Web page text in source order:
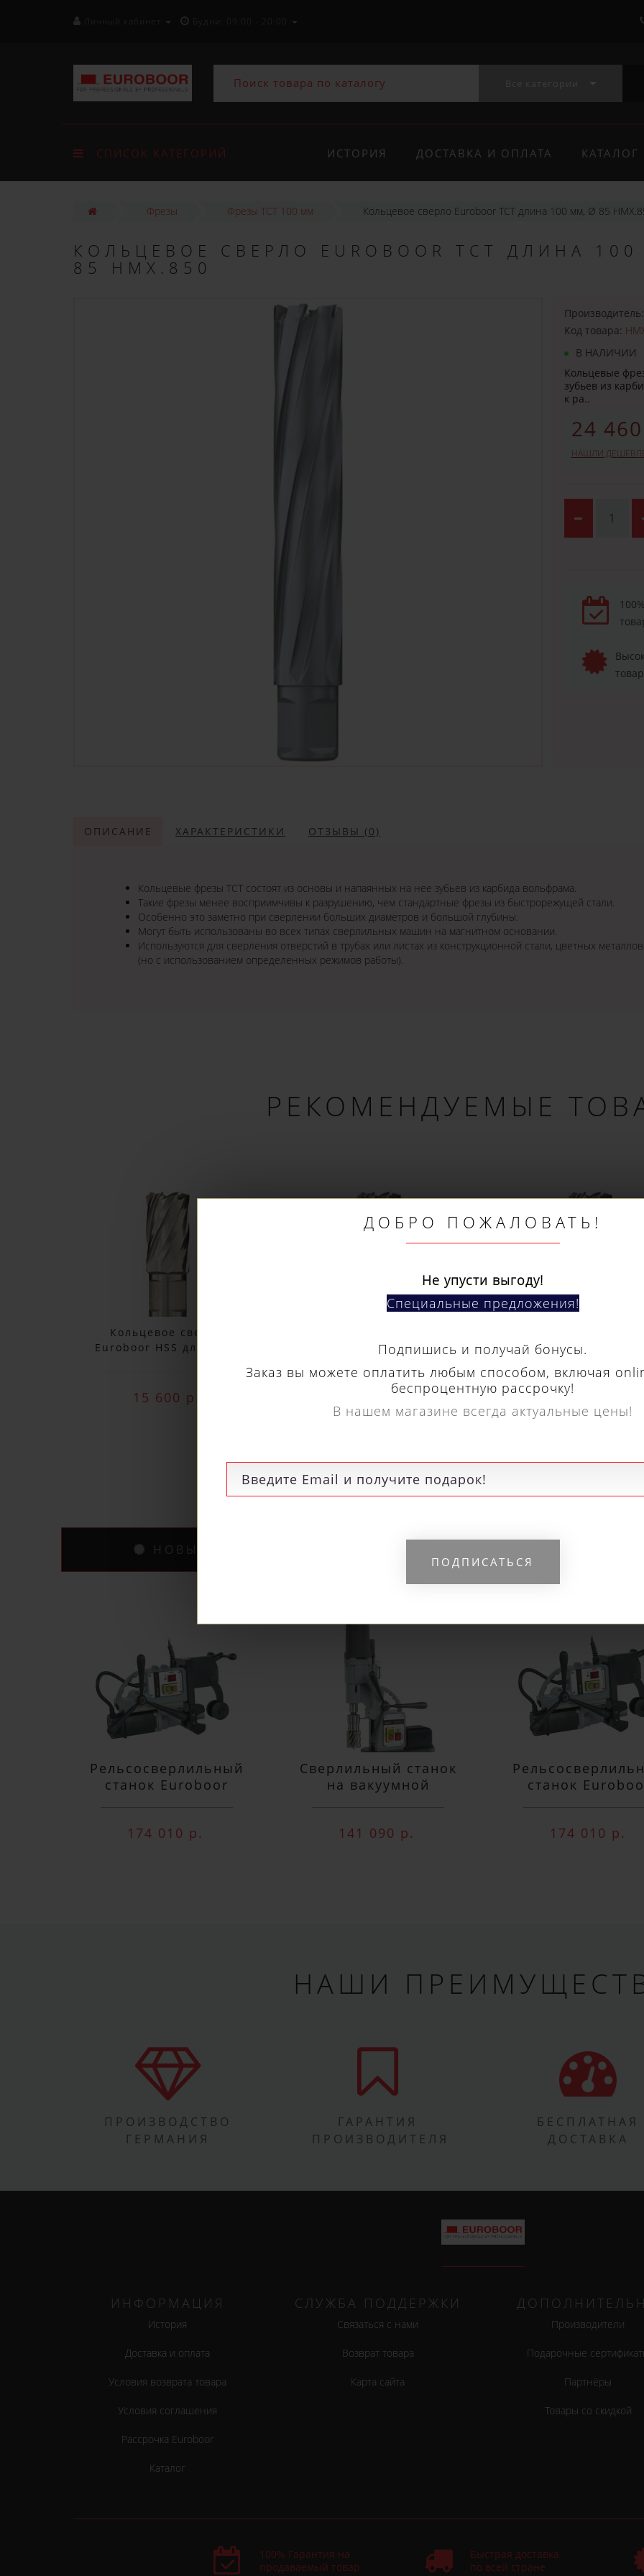
ДОБРО ПОЖАЛОВАТЬ!
Заказ вы можете оплатить любым способом, включая
беспроцентную рассрочку!
В нашем магазине всегда актуальные цены!
Личный кабинет Будни: 09:00 - 20:00
СПИСОК КАТЕГОРИЙ ИСТОРИЯ ДОСТАВКА И ОПЛАТА КАТАЛОГ
Фрезы Фрезы ТСТ 100 мм Кольцевое сверло Euroboor TCT длина 100 мм, Ø 85
КОЛЬЦЕВОЕ СВЕРЛО EUROBOOR TCT ДЛИНА
85 HMX.850
Производитель:
Код товара:
В НАЛИЧИИ
Кольцевые
зубьев из
к ра..
24
НАШЛИ
ОПИСАНИЕ ХАРАКТЕРИСТИКИ ОТЗЫВЫ (0)
Кольцевые фрезы TCT состоят из основы и напаянных на нее зубьев из карбида вольфрама.
Такие фрезы менее восприимчивы к разрушению, чем стандартные фрезы из быстрорежущей стали.
Особенно это заметно при сверлении больших диаметров и большой глубины.
Могут быть использованы во всех типах сверлильных машин на магнитном основании.
Используются для сверления отверстий в трубах или листах из конструкционной стали, цветных
(но с использованием определенных режимов работы).
РЕКОМЕНДУЕМЫЕ
Кольцевое сверло
Euroboor HSS длина 30
15 600 р.
Euroboor HSS длина 30
15 070 р.
Euroboor HSS длина
14 610 р.
НОВЫЕ ПОСТУПЛЕНИЯ
Рельсосверлильный
станок Euroboor
174 010 р.
Сверлильный станок
на вакуумной
141 090 р.
станок
174 010 р.
НАШИ
ПРОИЗВОДСТВО
ГЕРМАНИЯ
ГАРАНТИЯ
ПРОИЗВОДИТЕЛЯ
БЕСПЛАТНАЯ
ДОСТАВКА
ИНФОРМАЦИЯ
История
Доставка и оплата
Условия возврата товара
Условия соглашения
Рассрочка Euroboor
Каталог
СЛУЖБА ПОДДЕРЖКИ
Связаться с нами
Возврат товара
Карта сайта
Производители
Подарочные
Партнёры
Товары со скидкой
100% Гарантия на
продаваемый товар
Быстрая доставка
по всей стране